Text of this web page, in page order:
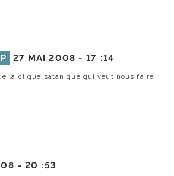
27 MAI 2008 -17 :14
la clique satanique qui veut nous faire
-20 :53